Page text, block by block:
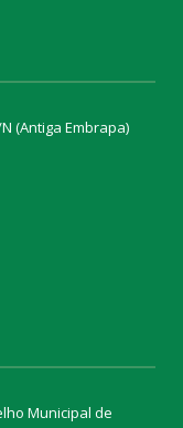
(Antiga Embrapa)
Municipal de